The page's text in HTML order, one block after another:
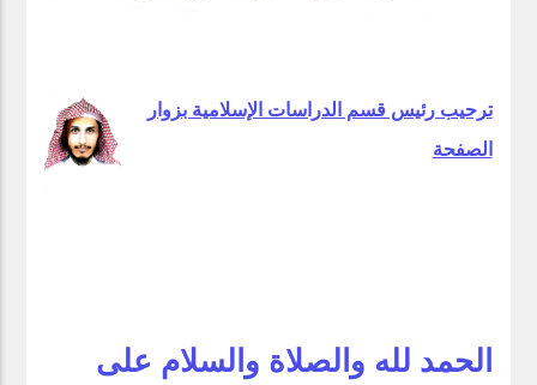
ترحيب رئيس قسم الدراسات الإسلامية بزوار
الصفحة
الحمد لله والصلاة والسلام على